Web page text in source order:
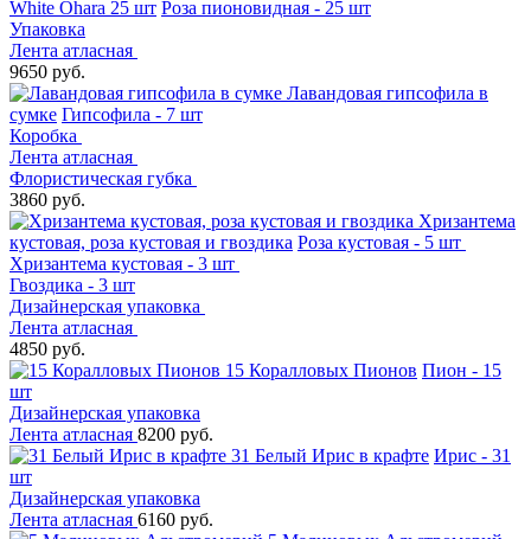
White Ohara 25 шт Роза пионовидная - 25 шт
Упаковка
Лента атласная
9650 руб.
Лавандовая гипсофила в
сумке Гипсофила - 7 шт
Коробка
Лента атласная
Флористическая губка
3860 руб.
Хризантема
кустовая, роза кустовая и гвоздика Роза кустовая - 5 шт
Хризантема кустовая - 3 шт
Гвоздика - 3 шт
Дизайнерская упаковка
Лента атласная
4850 руб.
15 Коралловых Пионов Пион - 15
шт
Дизайнерская упаковка
Лента атласная 8200 руб.
31 Белый Ирис в крафте Ирис - 31
шт
Дизайнерская упаковка
Лента атласная 6160 руб.